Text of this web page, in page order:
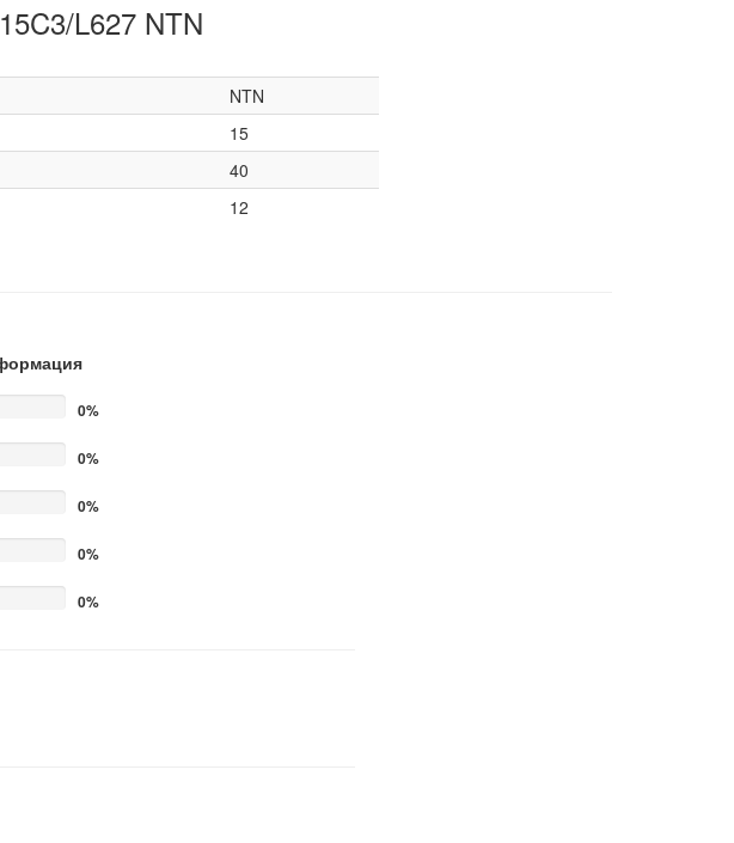
L627 NTN
NTN
15
40
12
0%
0%
0%
0%
0%